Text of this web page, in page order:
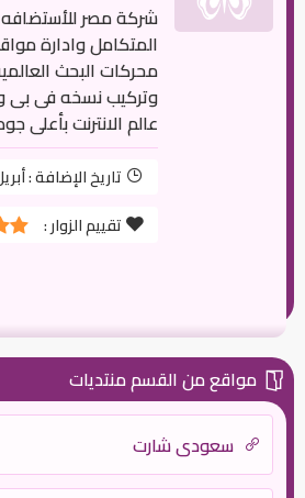
شركة مصر للأستضافه
المتكامل وادارة
محركات البحث
وتركيب نسخه فى بى
عالم الانترنت بأعلى
تاريخ الإضافة :أبريل
تقييم الزوار :
مواقع من القسم منتديات
سعودي شارت